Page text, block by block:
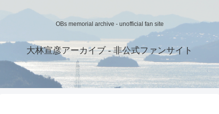
OBs memorial archive - unofficial fan site
大林宣彦アーカイブ - 非公式ファンサイト